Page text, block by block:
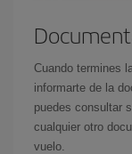
Cuando termines
informarte de la
puedes consultar
cualquier otro
vuelo.